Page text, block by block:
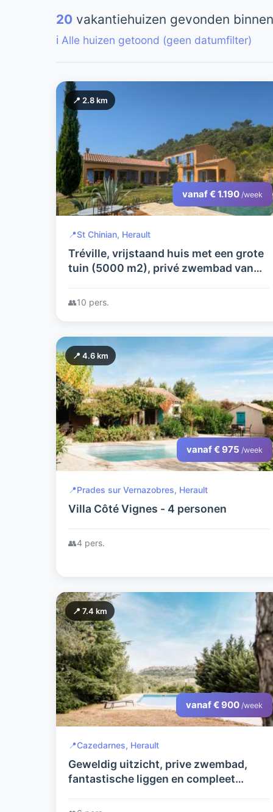
20 vakantiehuizen gevonden
ℹ️ Alle huizen getoond (geen datumfilter)
📍 2.8 km
vanaf € 1.190 /week
📍St Chinian, Herault
Tréville, vrijstaand huis met een grote
tuin (5000 m2), privé zwembad van
uitzicht! Het hele huis heeft airco.
👥10 pers.
📍 4.6 km
vanaf € 975 /week
📍Prades sur Vernazobres, Herault
Villa Côté Vignes - 4 personen
👥4 pers.
📍 7.4 km
vanaf € 900 /week
📍Cazedarnes, Herault
Geweldig uitzicht, prive zwembad,
fantastische liggen en compleet